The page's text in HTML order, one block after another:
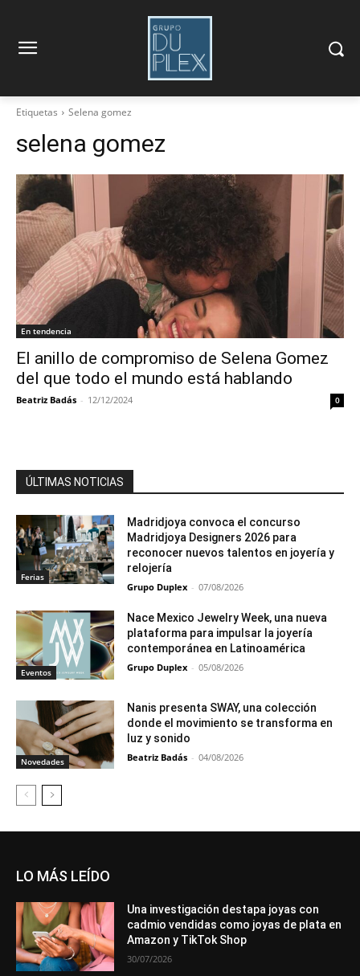
Etiquetas Selena gomez
selena gomez
En tendencia
El anillo de compromiso de Selena Gomez
del que todo el mundo está hablando
Beatriz Badás - 12/12/2024 0
ÚLTIMAS NOTICIAS
Ferias
Madridjoya convoca el concurso
Madridjoya Designers 2026 para
reconocer nuevos talentos en joyería y
relojería
Grupo Duplex - 07/08/2026
Eventos
Nace Mexico Jewelry Week, una nueva
plataforma para impulsar la joyería
contemporánea en Latinoamérica
Grupo Duplex - 05/08/2026
Novedades
Nanis presenta SWAY, una colección
donde el movimiento se transforma en
luz y sonido
Beatriz Badás - 04/08/2026
LO MÁS LEÍDO
Una investigación destapa joyas con
cadmio vendidas como joyas de plata en
Amazon y TikTok Shop
30/07/2026